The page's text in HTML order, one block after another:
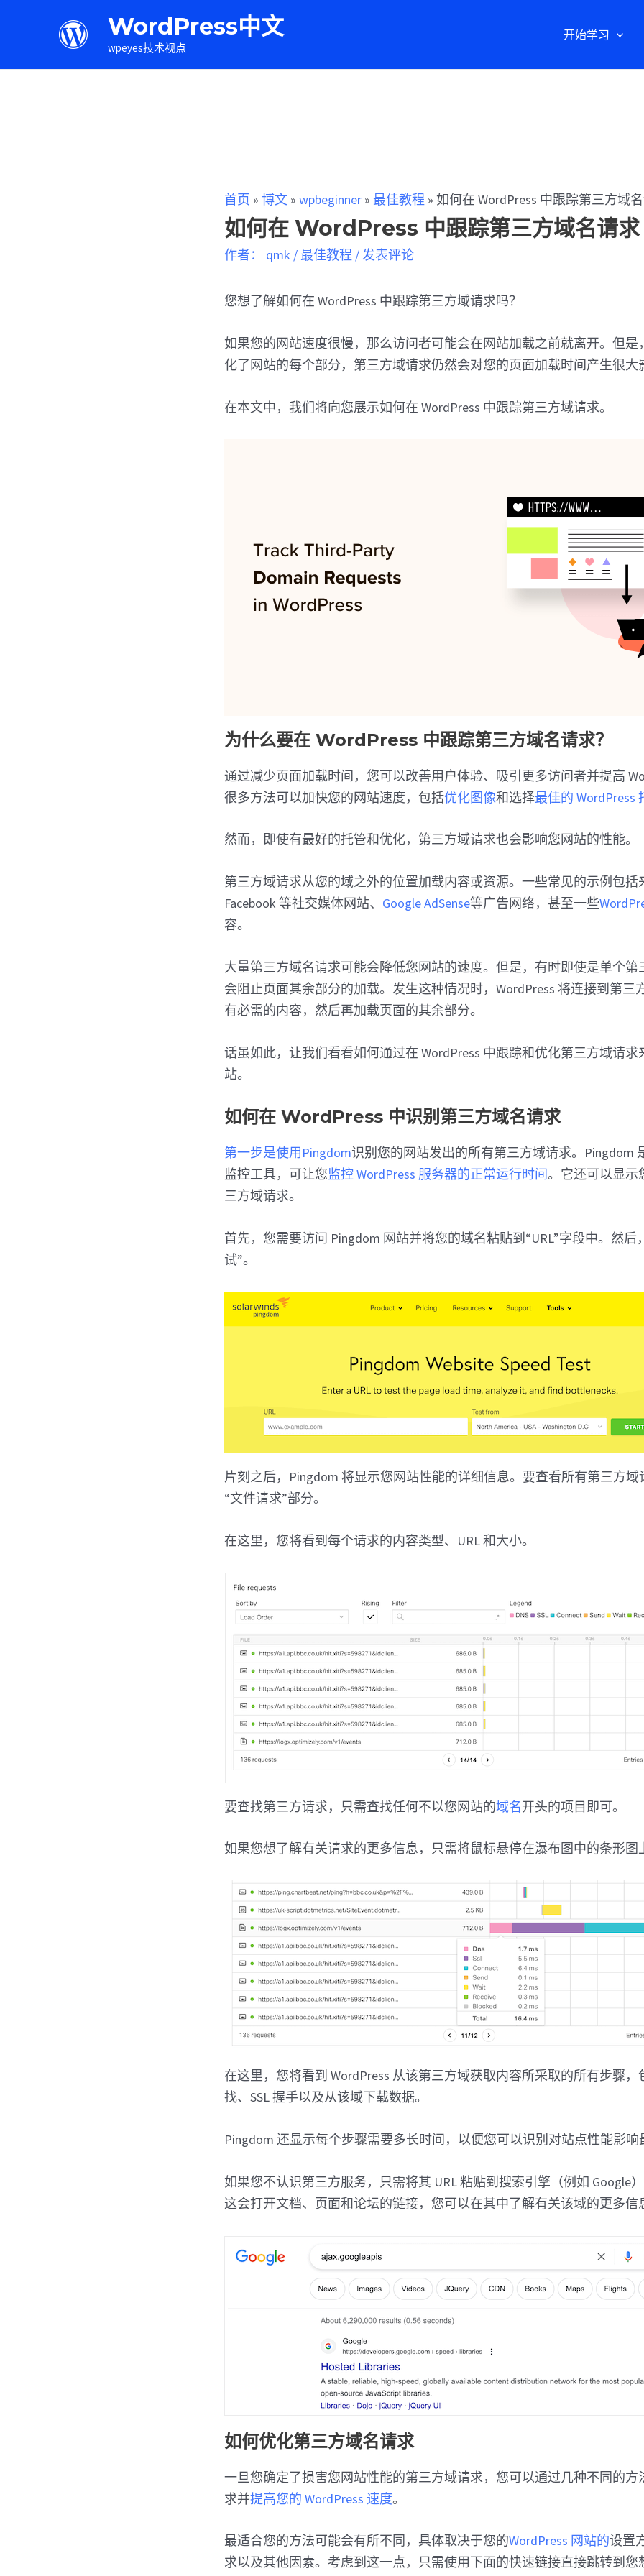
WordPress中文
wpeyes技术视点
开始学习
首页 »博文 »wpbeginner » 最佳教程 »如何在 WordPress 中跟踪第三方域
如何在 WordPress 中跟踪第三方域名请求
作者： qmk / 最佳教程 /发表评论
您想了解如何在 WordPress 中跟踪第三方域请求吗？
如果您的网站速度很慢，那么访问者可能会在网站加载之前就离开。但是
化了网站的每个部分，第三方域请求仍然会对您的页面加载时间产生很大
在本文中，我们将向您展示如何在 WordPress 中跟踪第三方域请求。
为什么要在 WordPress 中跟踪第三方域名请求？
通过减少页面加载时间，您可以改善用户体验、吸引更多访问者并提高
很多方法可以加快您的网站速度，包括优化图像和选择最佳的 WordPress
然而，即使有最好的托管和优化，第三方域请求也会影响您网站的性能。
第三方域请求从您的域之外的位置加载内容或资源。一些常见的示例包括
Facebook 等社交媒体网站、 Google AdSense等广告网络，甚至一些
容。
大量第三方域名请求可能会降低您网站的速度。但是，有时即使是单个第
会阻止页面其余部分的加载。发生这种情况时，WordPress 将连接到第三
有必需的内容，然后再加载页面的其余部分。
话虽如此，让我们看看如何通过在 WordPress 中跟踪和优化第三方域请求
站。
如何在 WordPress 中识别第三方域名请求
第一步是使用Pingdom识别您的网站发出的所有第三方域请求。Pingdom
监控工具，可让您监控 WordPress 服务器的正常运行时间。它还可以显示
三方域请求。
首先，您需要访问 Pingdom 网站并将您的域名粘贴到“URL”字段中。然后
试”。
片刻之后，Pingdom 将显示您网站性能的详细信息。要查看所有第三方
“文件请求”部分。
在这里，您将看到每个请求的内容类型、URL 和大小。
要查找第三方请求，只需查找任何不以您网站的域名开头的项目即可。
如果您想了解有关请求的更多信息，只需将鼠标悬停在瀑布图中的条形图
在这里，您将看到 WordPress 从该第三方域获取内容所采取的所有步骤，
找、SSL 握手以及从该域下载数据。
Pingdom 还显示每个步骤需要多长时间，以便您可以识别对站点性能影
如果您不认识第三方服务，只需将其 URL 粘贴到搜索引擎（例如 Google
这会打开文档、页面和论坛的链接，您可以在其中了解有关该域的更多信
如何优化第三方域名请求
一旦您确定了损害您网站性能的第三方域请求，您可以通过几种不同的方
求并提高您的 WordPress 速度。
最适合您的方法可能会有所不同，具体取决于您的WordPress 网站的设置
求以及其他因素。考虑到这一点，只需使用下面的快速链接直接跳转到您